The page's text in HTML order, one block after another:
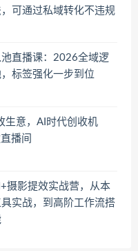
可通过私域转化不违规
直播课：2026全域逻
标签强化一步到位
生意，AI时代创收机
播间
摄影提效实战营，从本
实战，到高阶工作流搭